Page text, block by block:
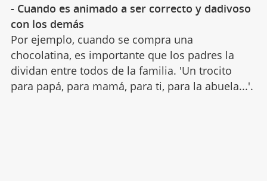
- Cuando es animado a ser correcto y dadivoso
con los demás
Por ejemplo, cuando se compra una
chocolatina, es importante que los padres la
dividan entre todos de la familia. 'Un trocito
para papá, para mamá, para ti, para la abuela...'.